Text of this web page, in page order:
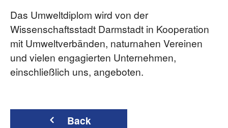
Das Umweltdiplom wird von der
Wissenschaftsstadt Darmstadt in Kooperation
mit Umweltverbänden, naturnahen Vereinen
und vielen engagierten Unternehmen,
einschließlich uns, angeboten.
Back